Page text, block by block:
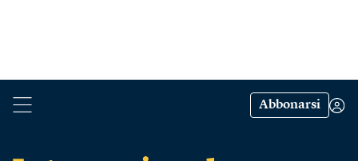
Abbonarsi